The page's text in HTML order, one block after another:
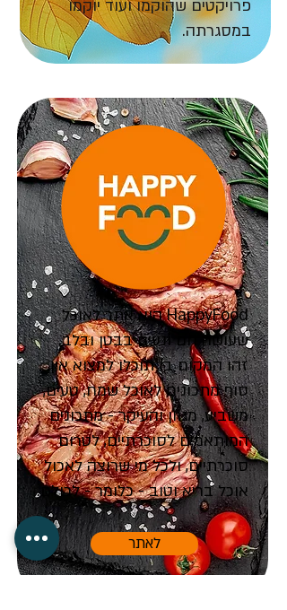
פרויקטים שהוקמו ועוד יוקמו
במסגרתה.
HappyFood הוא אתר לאוכל
שעושה חם ונעים בבטן ובלב.
זהו המקום בו תוכלו למצוא אין
סוף מתכונים לאוכל שמח, טעים,
משביע, מגוון והעיקר - מתכונים
המותאמים לסוכרתיים, לטרום
סוכרתיים, ולכל מי שרוצה לאכול
אוכל בריא וטוב - כלומר - לכולם.​
לאתר